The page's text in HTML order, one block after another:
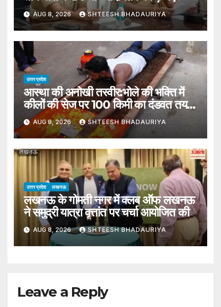
AUG 8, 2026 SHTEESH BHADAURIYA
उत्तर प्रदेश
आस्था की अनोखी तस्वीर:भोले की भक्ति में
कीलों की सेज पर 100 किमी का दंडवत तय
कर रहा सफर – Unique Spectacle
Of Faith: Undertaking 100-km
Journey Of Prostration On
Bed Of Nails Out Devotion To
Shiva
AUG 8, 2026 SHTEESH BHADAURIYA
उत्तर प्रदेश लखनऊ
लखनऊ के गोमती नगर में क्लब ऑफ लखनऊ
ने समुद्री यात्रा वृत्तांत पर चर्चा आयोजित की
AUG 8, 2026 SHTEESH BHADAURIYA
Leave a Reply